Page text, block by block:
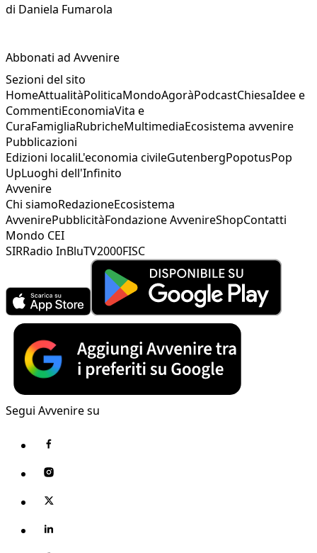
di Daniela Fumarola
Abbonati ad Avvenire
Sezioni del sito
HomeAttualitàPoliticaMondoAgoràPodcastChiesaIdee e
CommentiEconomiaVita e
CuraFamigliaRubricheMultimediaEcosistema avvenire
Pubblicazioni
Edizioni localiL'economia civileGutenbergPopotusPop
UpLuoghi dell'Infinito
Avvenire
Chi siamoRedazioneEcosistema
AvvenirePubblicitàFondazione AvvenireShopContatti
Mondo CEI
SIRRadio InBluTV2000FISC
Segui Avvenire su